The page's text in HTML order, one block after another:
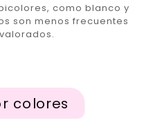
como blanco y
son menos frecuentes
colores